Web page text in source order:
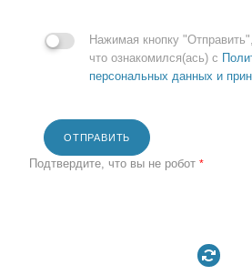
Нажимая кнопку
что ознакомился(ась) с
персональных данных и
ОТПРАВИТЬ
Подтвердите, что вы не робот *